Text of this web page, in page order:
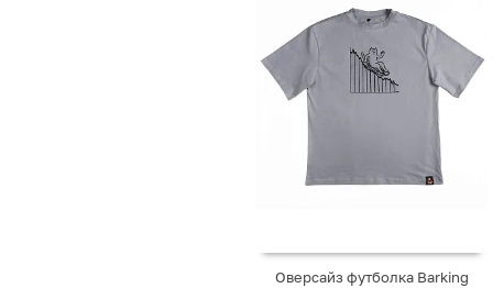
Оверсайз футболка Barking